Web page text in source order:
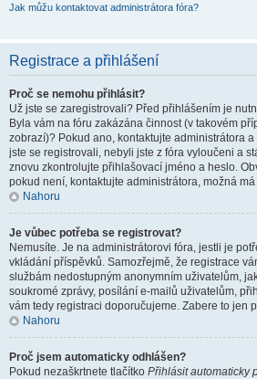
Jak můžu kontaktovat administrátora fóra?
Registrace a přihlášení
Proč se nemohu přihlásit?
Už jste se zaregistrovali? Před přihlášením je
Byla vám na fóru zakázána činnost (v takovém
zobrazí)? Pokud ano, kontaktujte administrátora
jste se registrovali, nebyli jste z fóra vyloučeni a
znovu zkontrolujte přihlašovací jméno a heslo.
pokud není, kontaktujte administrátora, možná
Nahoru
Je vůbec potřeba se registrovat?
Nemusíte. Je na administrátorovi fóra, jestli je
vkládání příspěvků. Samozřejmě, že registrace
službám nedostupným anonymním uživatelům,
soukromé zprávy, posílání e-mailů uživatelům,
vám tedy registraci doporučujeme. Zabere to jen
Nahoru
Proč jsem automaticky odhlášen?
Pokud nezaškrtnete tlačítko Přihlásit automaticky